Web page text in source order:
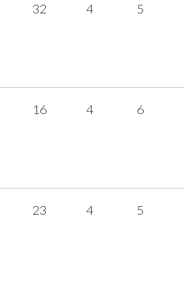
32 4 5
16 4 6
23 4 5